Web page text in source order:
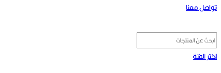
تواصل معنا
اختر الفئة